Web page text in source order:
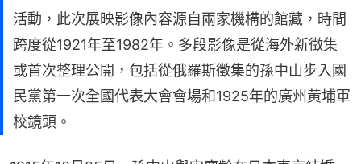
活動，此次展映影像內容源自兩家機構的館藏，時間
跨度從1921年至1982年。多段影像是從海外新徵集
或首次整理公開，包括從俄羅斯徵集的孫中山步入國
民黨第一次全國代表大會會場和1925年的廣州黃埔軍
校鏡頭。